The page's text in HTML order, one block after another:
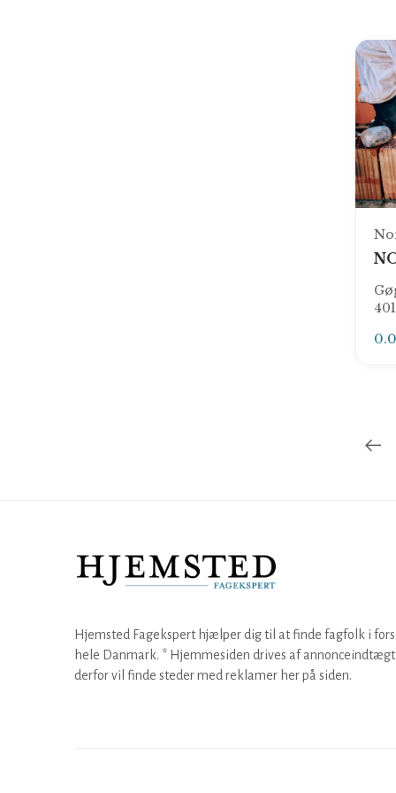
0.0
Hjemsted Fagekspert hjælper dig til at finde fagfolk i
hele Danmark. * Hjemmesiden drives af
derfor vil finde steder med reklamer her på siden.